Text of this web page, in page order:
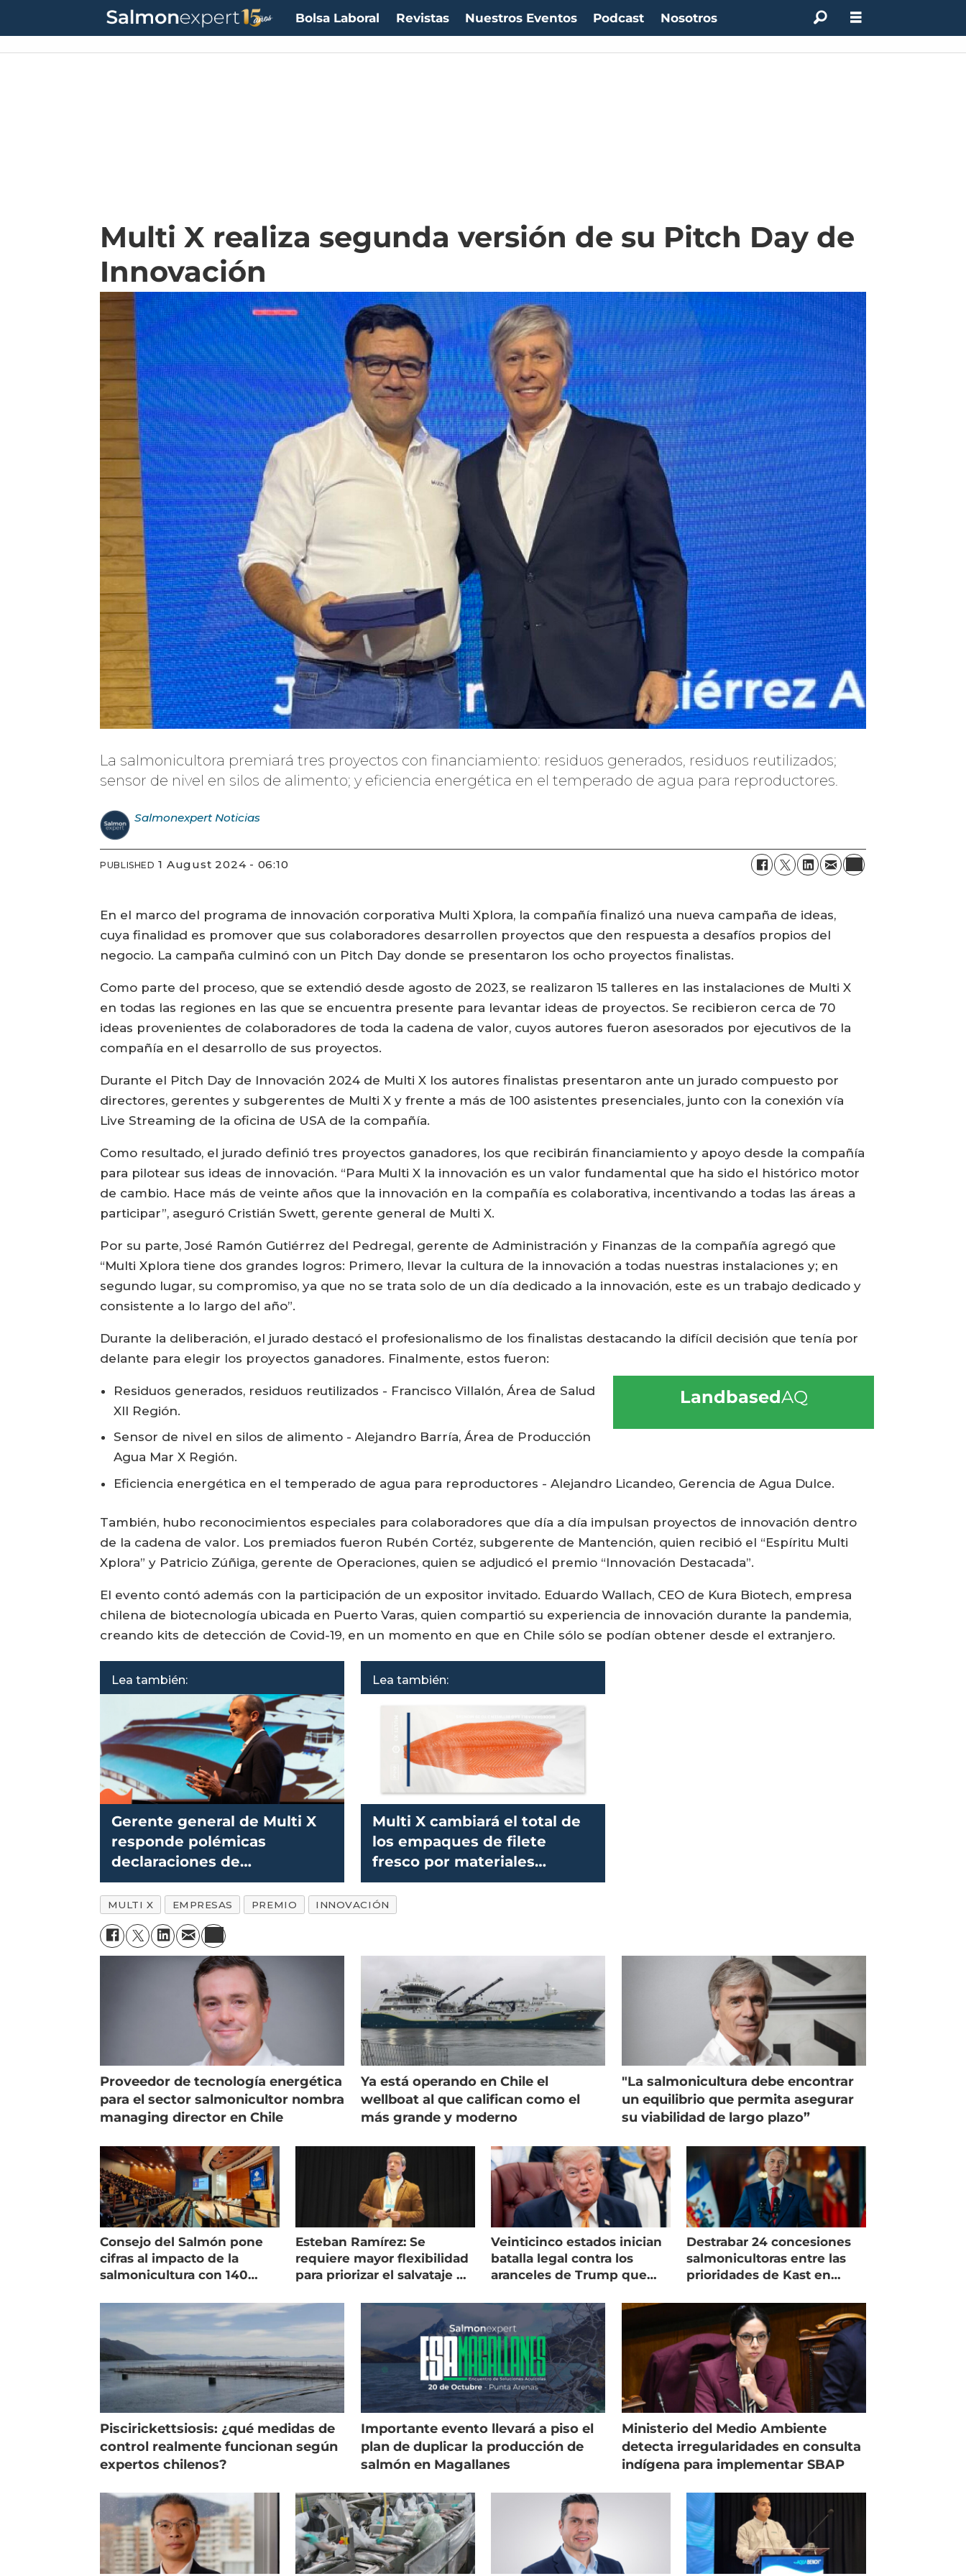
Bolsa Laboral Revistas Nuestros Eventos Podcast Nosotros
Multi X realiza segunda versión de su Pitch Day de
Innovación
La salmonicultora premiará tres proyectos con financiamiento: residuos generados, residuos reutilizados;
sensor de nivel en silos de alimento; y eficiencia energética en el temperado de agua para reproductores.
Salmonexpert Noticias
PUBLISHED 1 August 2024 - 06:10
En el marco del programa de innovación corporativa Multi Xplora, la compañía finalizó una nueva campaña de ideas,
cuya finalidad es promover que sus colaboradores desarrollen proyectos que den respuesta a desafíos propios del
negocio. La campaña culminó con un Pitch Day donde se presentaron los ocho proyectos finalistas.
Como parte del proceso, que se extendió desde agosto de 2023, se realizaron 15 talleres en las instalaciones de Multi X
en todas las regiones en las que se encuentra presente para levantar ideas de proyectos. Se recibieron cerca de 70
ideas provenientes de colaboradores de toda la cadena de valor, cuyos autores fueron asesorados por ejecutivos de la
compañía en el desarrollo de sus proyectos.
Durante el Pitch Day de Innovación 2024 de Multi X los autores finalistas presentaron ante un jurado compuesto por
directores, gerentes y subgerentes de Multi X y frente a más de 100 asistentes presenciales, junto con la conexión vía
Live Streaming de la oficina de USA de la compañía.
Como resultado, el jurado definió tres proyectos ganadores, los que recibirán financiamiento y apoyo desde la compañía
para pilotear sus ideas de innovación. “Para Multi X la innovación es un valor fundamental que ha sido el histórico motor
de cambio. Hace más de veinte años que la innovación en la compañía es colaborativa, incentivando a todas las áreas a
participar”, aseguró Cristián Swett, gerente general de Multi X.
Por su parte, José Ramón Gutiérrez del Pedregal, gerente de Administración y Finanzas de la compañía agregó que
“Multi Xplora tiene dos grandes logros: Primero, llevar la cultura de la innovación a todas nuestras instalaciones y; en
segundo lugar, su compromiso, ya que no se trata solo de un día dedicado a la innovación, este es un trabajo dedicado y
consistente a lo largo del año”.
Durante la deliberación, el jurado destacó el profesionalismo de los finalistas destacando la difícil decisión que tenía por
delante para elegir los proyectos ganadores. Finalmente, estos fueron:
LandbasedAQ
Residuos generados, residuos reutilizados - Francisco Villalón, Área de Salud
XII Región.
Sensor de nivel en silos de alimento - Alejandro Barría, Área de Producción
Agua Mar X Región.
Eficiencia energética en el temperado de agua para reproductores - Alejandro Licandeo, Gerencia de Agua Dulce.
También, hubo reconocimientos especiales para colaboradores que día a día impulsan proyectos de innovación dentro
de la cadena de valor. Los premiados fueron Rubén Cortéz, subgerente de Mantención, quien recibió el “Espíritu Multi
Xplora” y Patricio Zúñiga, gerente de Operaciones, quien se adjudicó el premio “Innovación Destacada”.
El evento contó además con la participación de un expositor invitado. Eduardo Wallach, CEO de Kura Biotech, empresa
chilena de biotecnología ubicada en Puerto Varas, quien compartió su experiencia de innovación durante la pandemia,
creando kits de detección de Covid-19, en un momento en que en Chile sólo se podían obtener desde el extranjero.
Lea también:
Gerente general de Multi X
responde polémicas
declaraciones de
Greenpeace
Lea también:
Multi X cambiará el total de
los empaques de filete
fresco por materiales
biodegradables
MULTI X EMPRESAS PREMIO INNOVACIÓN
Proveedor de tecnología energética
para el sector salmonicultor nombra
managing director en Chile
Ya está operando en Chile el
wellboat al que califican como el
más grande y moderno
"La salmonicultura debe encontrar
un equilibrio que permita asegurar
su viabilidad de largo plazo”
Consejo del Salmón pone
cifras al impacto de la
salmonicultura con 140
Esteban Ramírez: Se
requiere mayor flexibilidad
para priorizar el salvataje de
Veinticinco estados inician
batalla legal contra los
aranceles de Trump que
Destrabar 24 concesiones
salmonicultoras entre las
prioridades de Kast en
Piscirickettsiosis: ¿qué medidas de
control realmente funcionan según
expertos chilenos?
Importante evento llevará a piso el
plan de duplicar la producción de
salmón en Magallanes
Ministerio del Medio Ambiente
detecta irregularidades en consulta
indígena para implementar SBAP